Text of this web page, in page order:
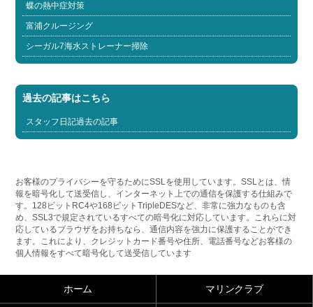
蝶の熱中症対策
富浦クルージング
シーガル7海水ストレーナー掃除
過去の記事はこちら
スタッフ日記過去の記事
お客様のプライバシーを守るためにSSLを使用しています。SSLとは、情
報を暗号化して送受信し、インターネット上での通信を保護する仕組みで
す。128ビットRC4や168ビットTripleDESなど、非常に強力なものも含
め、SSL3で規定されているすべての暗号化に対応しています。これらに対
応しているブラウザをお持ちなら、通信内容を強力に保護することができ
ます。これにより、クレジットカード番号や住所、電話番号などお客様の
個人情報をすべて暗号化して送受信しています
ホーム マリンクラブ